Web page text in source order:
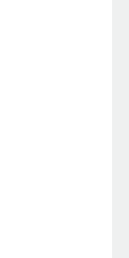
（契約社員管理
を支給できるようにす
る方法